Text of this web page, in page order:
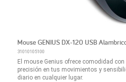
Mouse GENIUS DX-120 USB
31010105100
El mouse Genius ofrece comodidad
precisión en tus movimientos y
diario en cualquier lugar.